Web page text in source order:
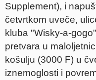
Supplement), i
četvrtkom uveče,
kluba "Wisky-a-
pretvara u
košulju (3000 F) u
iznemoglosti i